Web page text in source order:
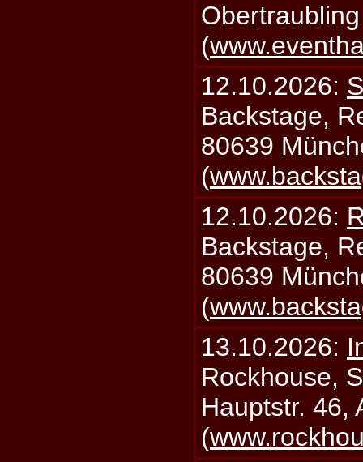
(
12.10.2026:
Backstage,
80639
(
12.10.2026:
Backstage,
80639
(
13.10.2026:
Rockhouse,
Hauptstr. 46,
(